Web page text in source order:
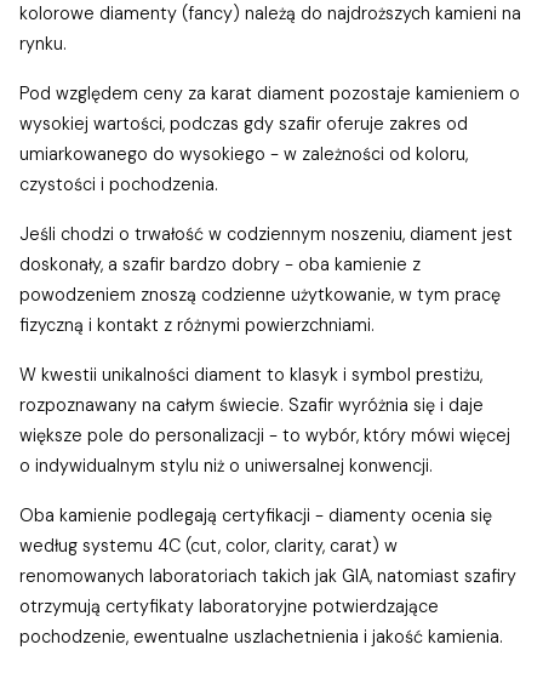
kolorowe diamenty (fancy) należą do najdroższych kamieni na
rynku.
Pod względem ceny za karat diament pozostaje kamieniem o
wysokiej wartości, podczas gdy szafir oferuje zakres od
umiarkowanego do wysokiego - w zależności od koloru,
czystości i pochodzenia.
Jeśli chodzi o trwałość w codziennym noszeniu, diament jest
doskonały, a szafir bardzo dobry - oba kamienie z
powodzeniem znoszą codzienne użytkowanie, w tym pracę
fizyczną i kontakt z różnymi powierzchniami.
W kwestii unikalności diament to klasyk i symbol prestiżu,
rozpoznawany na całym świecie. Szafir wyróżnia się i daje
większe pole do personalizacji - to wybór, który mówi więcej
o indywidualnym stylu niż o uniwersalnej konwencji.
Oba kamienie podlegają certyfikacji - diamenty ocenia się
według systemu 4C (cut, color, clarity, carat) w
renomowanych laboratoriach takich jak GIA, natomiast szafiry
otrzymują certyfikaty laboratoryjne potwierdzające
pochodzenie, ewentualne uszlachetnienia i jakość kamienia.